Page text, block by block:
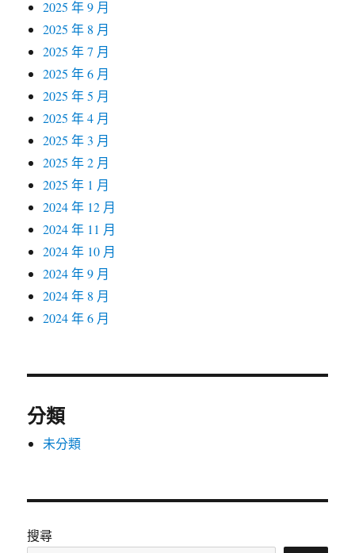
2025 年 9 月
2025 年 8 月
2025 年 7 月
2025 年 6 月
2025 年 5 月
2025 年 4 月
2025 年 3 月
2025 年 2 月
2025 年 1 月
2024 年 12 月
2024 年 11 月
2024 年 10 月
2024 年 9 月
2024 年 8 月
2024 年 6 月
分類
未分類
搜尋